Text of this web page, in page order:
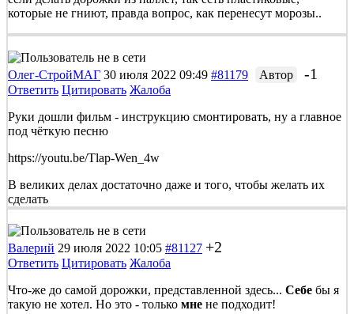
которые не гниют, правда вопрос, как перенесут морозы..
Олег-СтройМАГ 30 июля 2022 09:49 #81179 Автор -1
Ответить Цитировать Жалоба
Руки дошли фильм - инструкцию смонтировать, ну а главное
под чёткую песню
https://youtu.be/Tlap-Wen_4w
В великих делах достаточно даже и того, чтобы желать их
сделать
Валерий 29 июля 2022 10:05 #81127 +2
Ответить Цитировать Жалоба
Что-же до самой дорожки, представленной здесь... Себе бы я
такую не хотел. Но это - только мне не подходит!